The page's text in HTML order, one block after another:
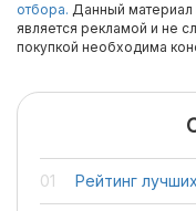
отбора. Данный материал
является рекламой и не
покупкой необходима
Рейтинг